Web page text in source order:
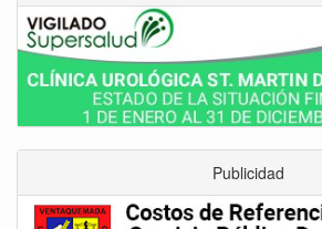
Publicidad